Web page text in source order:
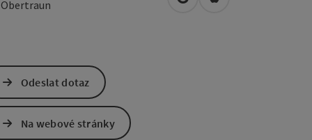
Obertraun Otevřít v Mapách Google
Otevřít v Mapách
Odeslat dotaz
Na webové stránky